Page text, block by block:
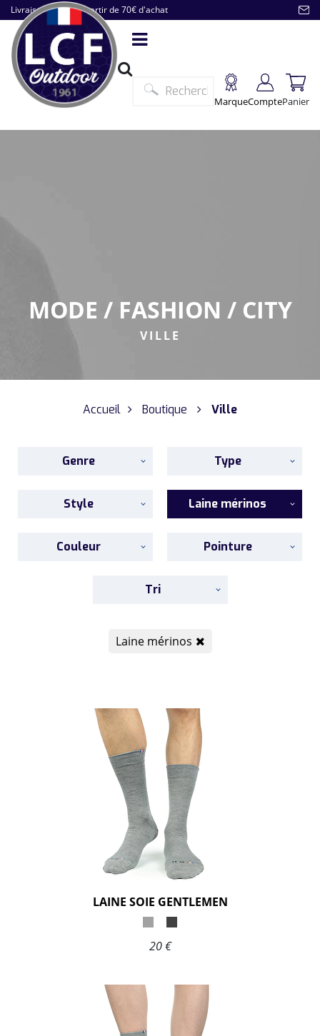
Livraison offerte à partir de 70€ d'achat
MarqueComptePanier
MODE / FASHION / CITY
VILLE
Accueil Boutique Ville
Genre Type
Style Laine mérinos
Couleur Pointure
Tri
Laine mérinos
LAINE SOIE GENTLEMEN
20 €